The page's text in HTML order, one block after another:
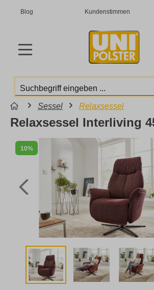
Blog Kundenstimmen
Sessel Relaxsessel
10%
Relaxsessel Interliving